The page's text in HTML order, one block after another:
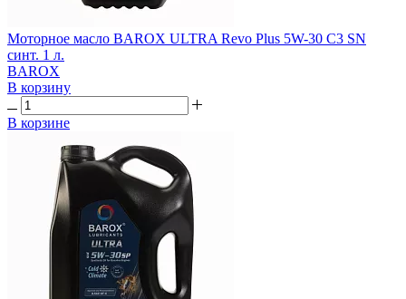
Моторное масло BAROX ULTRA Revo Plus 5W-30 C3 SN
синт. 1 л.
BAROX
В корзину
В корзине